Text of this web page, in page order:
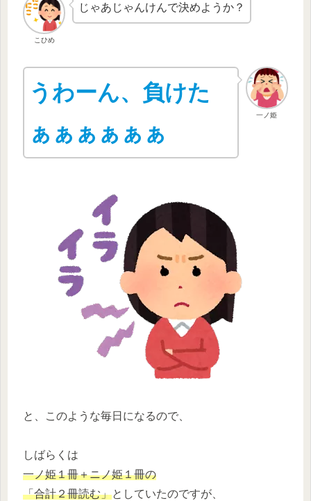
こひめ
じゃあじゃんけんで決めようか？
一ノ姫
うわーん、負けた
ぁぁぁぁぁぁ
と、このような毎日になるので、
しばらくは
一ノ姫１冊＋ニノ姫１冊の
「合計２冊読む」としていたのですが、